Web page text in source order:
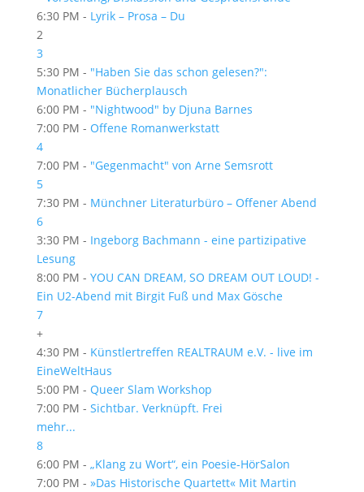
6:30 PM - Lyrik – Prosa – Du
2
3
5:30 PM - "Haben Sie das schon gelesen?":
Monatlicher Bücherplausch
6:00 PM - "Nightwood" by Djuna Barnes
7:00 PM - Offene Romanwerkstatt
4
7:00 PM - "Gegenmacht" von Arne Semsrott
5
7:30 PM - Münchner Literaturbüro – Offener Abend
6
3:30 PM - Ingeborg Bachmann - eine partizipative
Lesung
8:00 PM - YOU CAN DREAM, SO DREAM OUT LOUD! -
Ein U2-Abend mit Birgit Fuß und Max Gösche
7
+
4:30 PM - Künstlertreffen REALTRAUM e.V. - live im
EineWeltHaus
5:00 PM - Queer Slam Workshop
7:00 PM - Sichtbar. Verknüpft. Frei
mehr...
8
6:00 PM - „Klang zu Wort“, ein Poesie-HörSalon
7:00 PM - »Das Historische Quartett« Mit Martin